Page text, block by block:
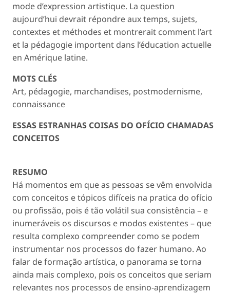
mode d’expression artistique. La question
aujourd’hui devrait répondre aux temps, sujets,
contextes et méthodes et montrerait comment l’art
et la pédagogie importent dans l’éducation actuelle
en Amérique latine.
MOTS CLÉS
Art, pédagogie, marchandises, postmodernisme,
connaissance
ESSAS ESTRANHAS COISAS DO OFÍCIO CHAMADAS
CONCEITOS
RESUMO
Há momentos em que as pessoas se vêm envolvida
com conceitos e tópicos difíceis na pratica do ofício
ou profissão, pois é tão volátil sua consistência – e
inumeráveis os discursos e modos existentes – que
resulta complexo compreender como se podem
instrumentar nos processos do fazer humano. Ao
falar de formação artística, o panorama se torna
ainda mais complexo, pois os conceitos que seriam
relevantes nos processos de ensino-aprendizagem